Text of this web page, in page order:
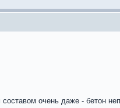
очень даже - бетон